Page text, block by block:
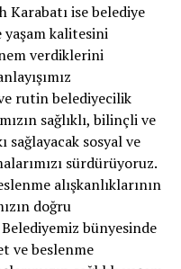
Karabatı ise belediye
yaşam kalitesini
verdiklerini
rutin belediyecilik
sağlıklı, bilinçli ve
sağlayacak sosyal ve
sürdürüyoruz.
alışkanlıklarının
doğru
bünyesinde
ve beslenme